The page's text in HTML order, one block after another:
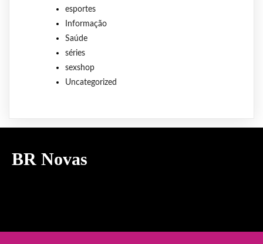
esportes
Informação
Saúde
séries
sexshop
Uncategorized
BR Novas